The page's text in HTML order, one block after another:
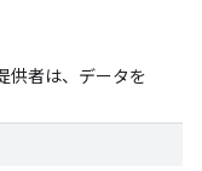
供者は、データを